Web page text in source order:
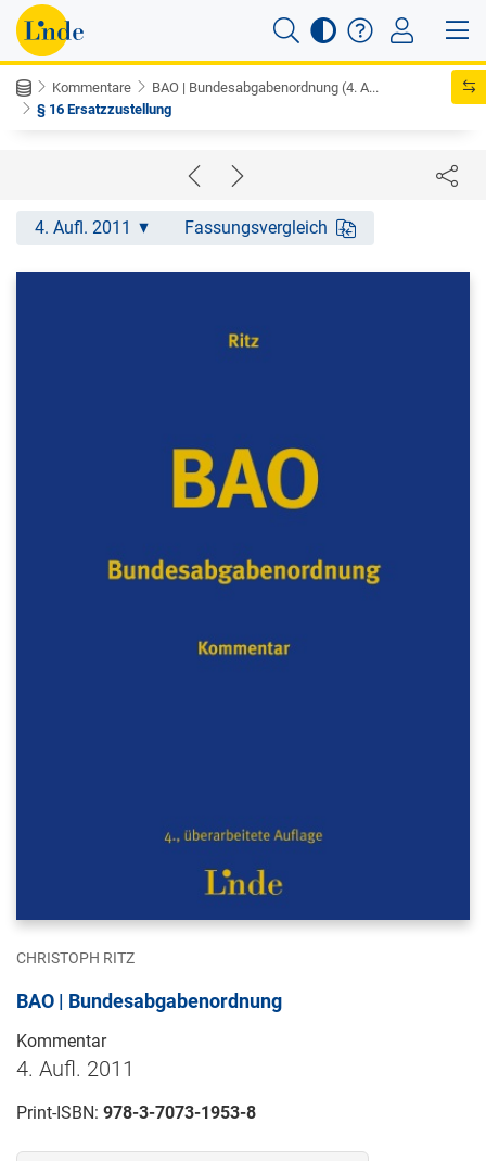
Kommentare
BAO | Bundesabgabenordnung (4. A...
§ 16 Ersatzzustellung
4. Aufl. 2011 Fassungsvergleich
CHRISTOPH RITZ
BAO | Bundesabgabenordnung
Kommentar
4. Aufl. 2011
Print-ISBN: 978-3-7073-1953-8